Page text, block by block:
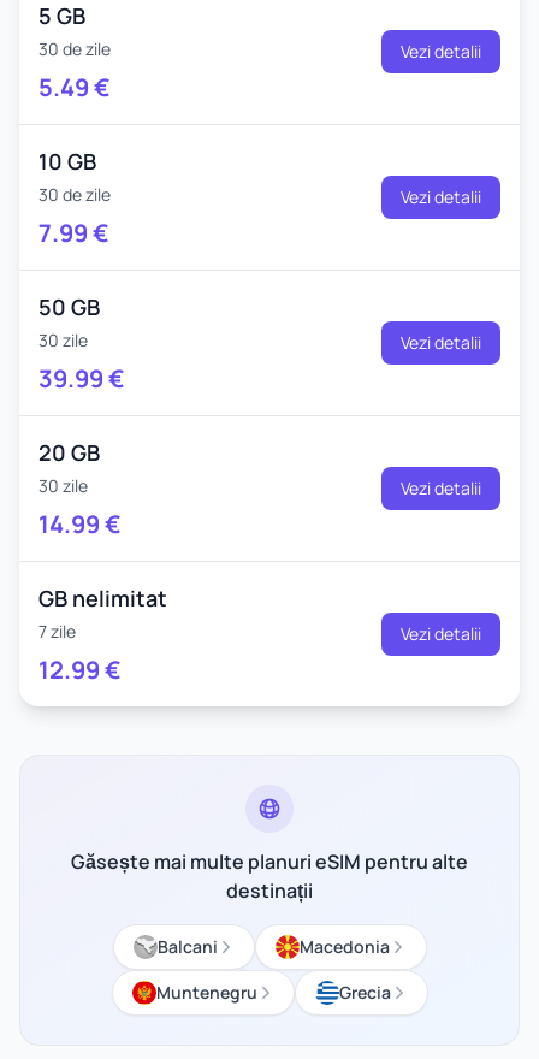
5 GB
30 de zile
5.49€
Vezi detalii
10 GB
30 de zile
7.99€
Vezi detalii
50 GB
30 zile
39.99€
Vezi detalii
20 GB
30 zile
14.99€
Vezi detalii
GB nelimitat
7 zile
12.99€
Vezi detalii
Găsește mai multe planuri eSIM pentru alte
destinații
Balcani
Macedonia
Muntenegru
Grecia